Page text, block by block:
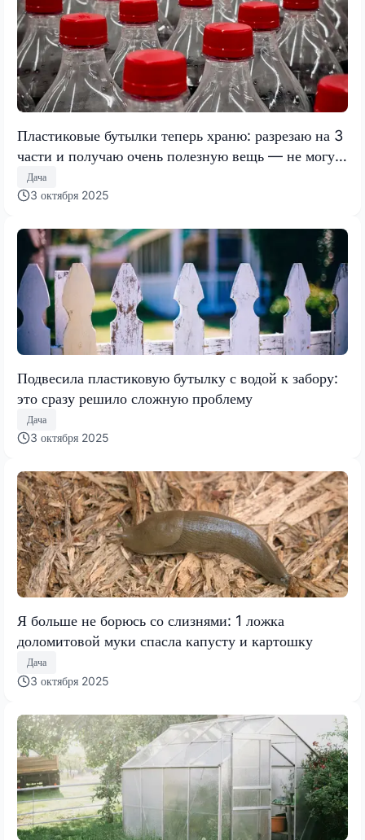
Пластиковые бутылки теперь храню: разрезаю на 3
части и получаю очень полезную вещь — не могу
без нее в хозяйстве
Дача
3 октября 2025
Подвесила пластиковую бутылку с водой к забору:
это сразу решило сложную проблему
Дача
3 октября 2025
Я больше не борюсь со слизнями: 1 ложка
доломитовой муки спасла капусту и картошку
Дача
3 октября 2025